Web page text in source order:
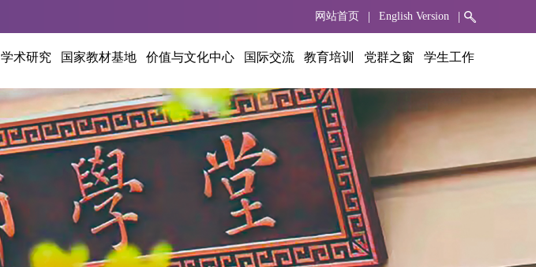
|
English Version
|
网站首页
学术研究 国家教材基地 价值与文化中心 国际交流 教育培训 党群之窗 学生工作